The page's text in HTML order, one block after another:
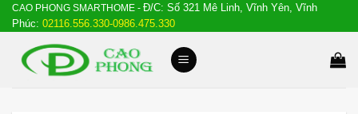
Bỏ
qua
dung
CAO PHONG SMARTHOME - Đ/C: Số 321 Mê Linh, Vĩnh Yên, Vĩnh
Phúc: 02116.556.330-0986.475.330